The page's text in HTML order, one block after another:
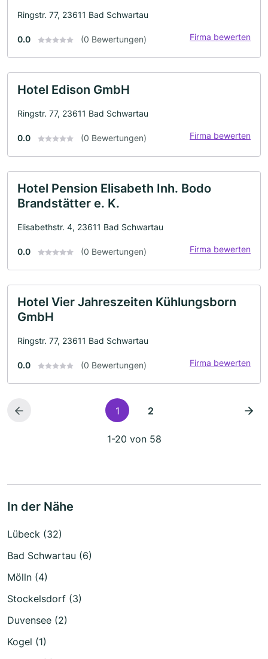
Ringstr. 77, 23611 Bad Schwartau
0.0 (0 Bewertungen) Firma bewerten
Hotel Edison GmbH
Ringstr. 77, 23611 Bad Schwartau
0.0 (0 Bewertungen) Firma bewerten
Hotel Pension Elisabeth Inh. Bodo
Brandstätter e. K.
Elisabethstr. 4, 23611 Bad Schwartau
0.0 (0 Bewertungen) Firma bewerten
Hotel Vier Jahreszeiten Kühlungsborn
GmbH
Ringstr. 77, 23611 Bad Schwartau
0.0 (0 Bewertungen) Firma bewerten
1 2
1-20 von 58
In der Nähe
Lübeck (32)
Bad Schwartau (6)
Mölln (4)
Stockelsdorf (3)
Duvensee (2)
Kogel (1)